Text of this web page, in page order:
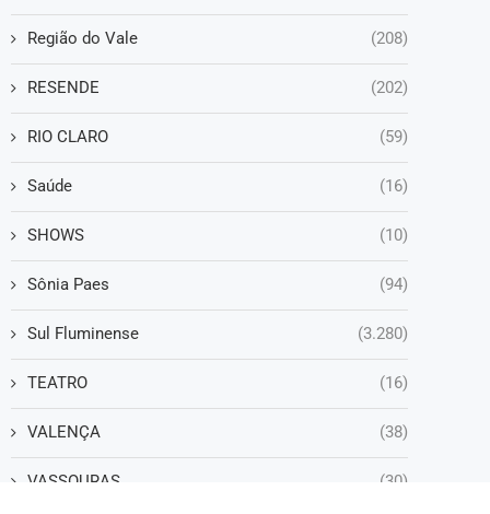
Região do Vale (208)
RESENDE (202)
RIO CLARO (59)
Saúde (16)
SHOWS (10)
Sônia Paes (94)
Sul Fluminense (3.280)
TEATRO (16)
VALENÇA (38)
VASSOURAS (30)